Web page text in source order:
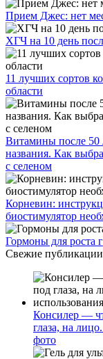
Прием Джес: нет
ХГЧ на 10 день
11 лучших сортов
области
Витамины после 50
названия. Как
с селеном
Корневин:
биостимулятор
Гормоны для роста
Свежие публикации
Консилер —
глаза, на
фото